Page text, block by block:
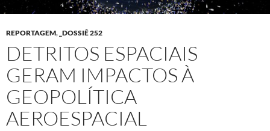
REPORTAGEM, _DOSSIÊ 252
DETRITOS ESPACIAIS
GERAM IMPACTOS À
GEOPOLÍTICA
AEROESPACIAL